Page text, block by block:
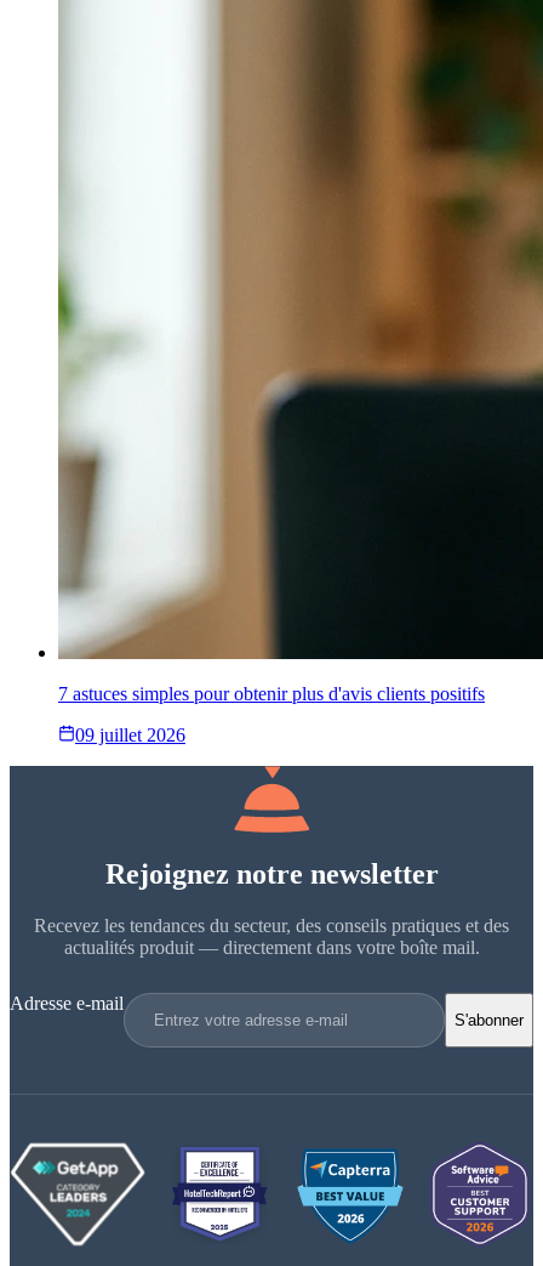
7 astuces simples pour obtenir plus d'avis clients positifs
09 juillet 2026
Rejoignez notre newsletter
Recevez les tendances du secteur, des conseils pratiques et des
actualités produit — directement dans votre boîte mail.
Adresse e-mail
S'abonner